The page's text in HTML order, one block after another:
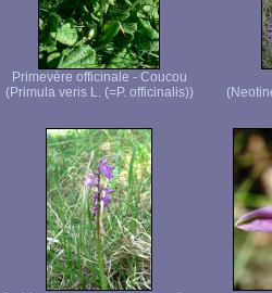
Primevère officinale - Coucou
(Primula veris L. (=P. officinalis))